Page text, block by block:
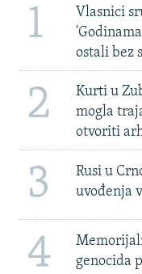
1
Vlasnici
ostali bez
2
Kurti u
mogla
otvoriti
3
Rusi u
uvođenja
4
genocida